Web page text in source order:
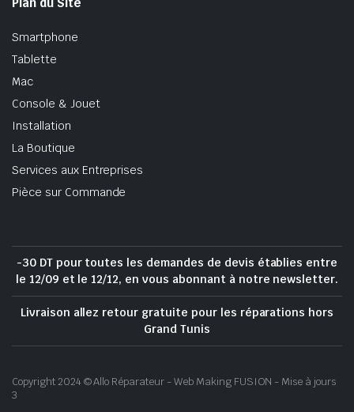
Smartphone
Tablette
Mac
Console & Jouet
Installation
La Boutique
Services aux Entreprises
Pièce sur Commande
-30 DT pour toutes les demandes de devis établies entre
le 12/09 et le 12/12, en vous abonnant à notre newsletter.
Livraison allez retour gratuite pour les réparations hors
Grand Tunis
Copyright 2024 © Allo Réparateur - Web Making FUSION - Mise à jours
3